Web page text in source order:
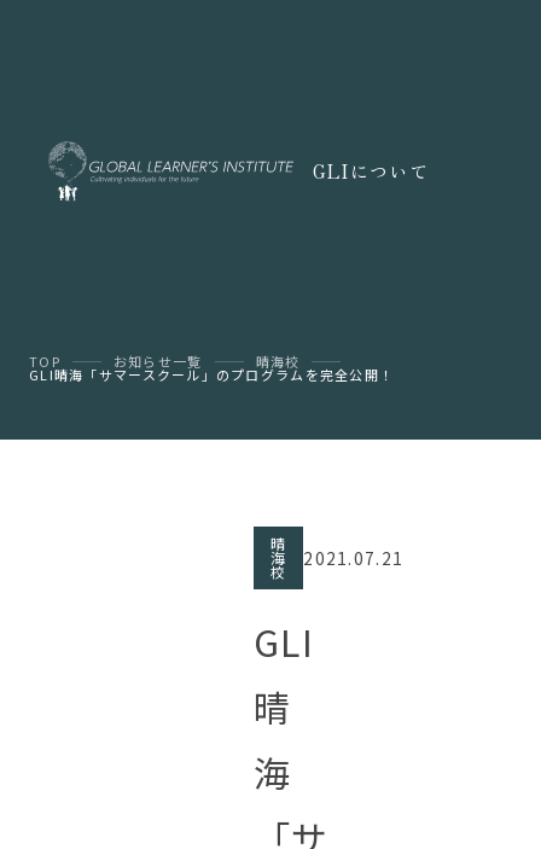
GLIについて
TOP お知らせ一覧 晴海校
GLI晴海「サマースクール」のプログラムを完全公開！
晴
海
校
2021.07.21
GLI
晴
海
「サ